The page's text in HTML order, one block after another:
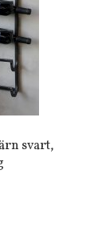
svart,